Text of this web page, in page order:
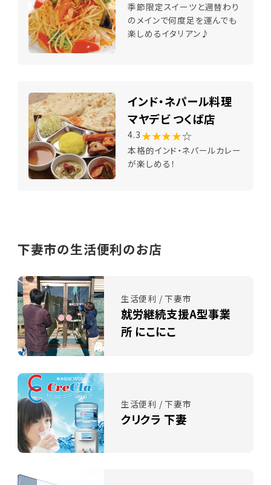
季節限定スイーツと週替わり
のメインで何度足を運んでも
楽しめるイタリアン♪
インド・ネパール料理
マヤデビ つくば店
4.3 ★★★★☆
本格的インド・ネパールカレー
が楽しめる！
下妻市の生活便利のお店
生活便利 / 下妻市
就労継続支援A型事業
所 にこにこ
生活便利 / 下妻市
クリクラ 下妻